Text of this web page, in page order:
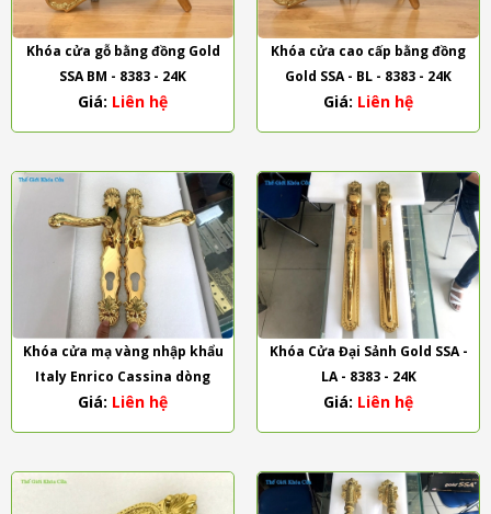
Khóa cửa gỗ bằng đồng Gold
SSA BM - 8383 - 24K
Giá: Liên hệ
Khóa cửa cao cấp bằng đồng
Gold SSA - BL - 8383 - 24K
Giá: Liên hệ
Khóa cửa mạ vàng nhập khẩu
Italy Enrico Cassina dòng
Barbara
Giá: Liên hệ
Khóa Cửa Đại Sảnh Gold SSA -
LA - 8383 - 24K
Giá: Liên hệ